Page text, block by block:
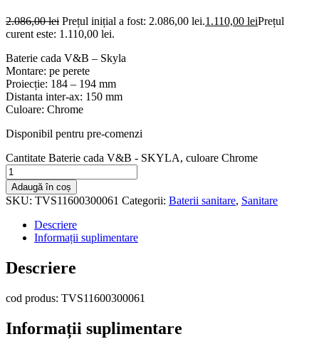
2.086,00lei Prețul inițial a fost: 2.086,00 lei.1.110,00 leiPrețul
curent este: 1.110,00 lei.
Baterie cada V&B – Skyla
Montare: pe perete
Proiecție: 184 – 194 mm
Distanta inter-ax: 150 mm
Culoare: Chrome
Disponibil pentru pre-comenzi
Cantitate Baterie cada V&B - SKYLA, culoare Chrome
Adaugă în coș
SKU: TVS11600300061 Categorii: Baterii sanitare, Sanitare
Descriere
Informații suplimentare
Descriere
cod produs: TVS11600300061
Informații suplimentare